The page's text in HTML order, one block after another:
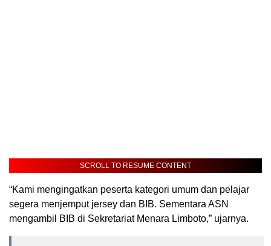
SCROLL TO RESUME CONTENT
“Kami mengingatkan peserta kategori umum dan pelajar
segera menjemput jersey dan BIB. Sementara ASN
mengambil BIB di Sekretariat Menara Limboto,” ujarnya.